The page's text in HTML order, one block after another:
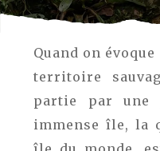
Quand on
territoire
partie par une
immense île, la